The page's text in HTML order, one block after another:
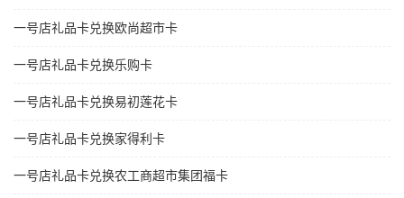
一号店礼品卡兑换欧尚超市卡
一号店礼品卡兑换乐购卡
一号店礼品卡兑换易初莲花卡
一号店礼品卡兑换家得利卡
一号店礼品卡兑换农工商超市集团福卡